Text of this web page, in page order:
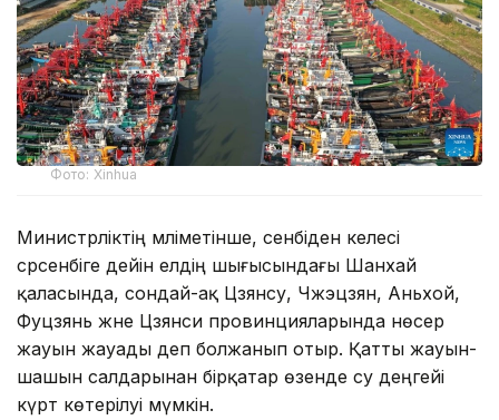
Фото: Xinhua
Министрліктің мәліметінше, сенбіден келесі
сәрсенбіге дейін елдің шығысындағы Шанхай
қаласында, сондай-ақ Цзянсу, Чжэцзян, Аньхой,
Фуцзянь және Цзянси провинцияларында нөсер
жауын жауады деп болжанып отыр. Қатты жауын-
шашын салдарынан бірқатар өзенде су деңгейі
күрт көтерілуі мүмкін.